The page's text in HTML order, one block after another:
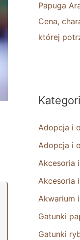
Papuga
Cena,
której
Adopcja i
Adopcja i
Akcesoria
Akcesoria
Akwarium
Gatunki
Gatunki